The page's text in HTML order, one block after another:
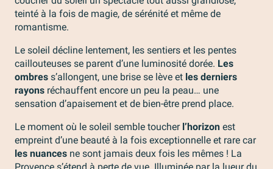
teinté à la fois de magie, de sérénité et même de
romantisme.
Le soleil décline lentement, les sentiers et les pentes
caillouteuses se parent d’une luminosité dorée. Les
ombres s’allongent, une brise se lève et les derniers
rayons réchauffent encore un peu la peau… une
sensation d’apaisement et de bien-être prend place.
Le moment où le soleil semble toucherl’horizon est
empreint d’une beauté à la fois exceptionnelle et rare car
les nuances ne sont jamais deux fois les mêmes ! La